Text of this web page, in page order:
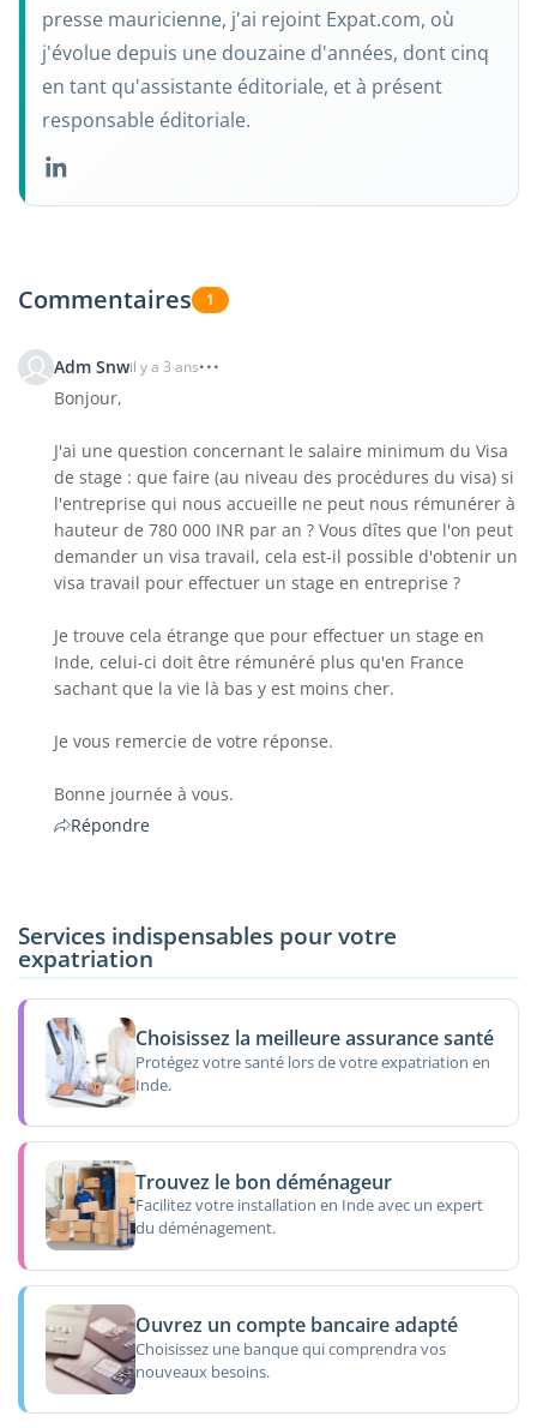
presse mauricienne, j'ai rejoint Expat.com, où
j'évolue depuis une douzaine d'années, dont cinq
en tant qu'assistante éditoriale, et à présent
responsable éditoriale.
Commentaires 1
Adm Snwil y a 3 ans
Bonjour,
J'ai une question concernant le salaire minimum du Visa
de stage : que faire (au niveau des procédures du visa) si
l'entreprise qui nous accueille ne peut nous rémunérer à
hauteur de 780 000 INR par an ? Vous dîtes que l'on peut
demander un visa travail, cela est-il possible d'obtenir un
visa travail pour effectuer un stage en entreprise ?
Je trouve cela étrange que pour effectuer un stage en
Inde, celui-ci doit être rémunéré plus qu'en France
sachant que la vie là bas y est moins cher.
Je vous remercie de votre réponse.
Bonne journée à vous.
Répondre
Services indispensables pour votre
expatriation
Choisissez la meilleure assurance santé
Protégez votre santé lors de votre expatriation en
Inde.
Trouvez le bon déménageur
Facilitez votre installation en Inde avec un expert
du déménagement.
Ouvrez un compte bancaire adapté
Choisissez une banque qui comprendra vos
nouveaux besoins.